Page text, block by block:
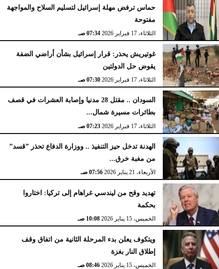
حماس ترفض مهلة إسرائيل لتسليم السلاح والمواجهة
مفتوحة
الثلاثاء، 17 فبراير 2026 07:34 صـ
غوتيريش يحذر: قرار إسرائيل بشأن أراضي الضفة
يقوض حل الدولتين
الثلاثاء، 17 فبراير 2026 07:30 صـ
السودان .. مقتل 28 مدنيا وإصابة العشرات في قصف
بطائرات مسيرة شمال...
الثلاثاء، 17 فبراير 2026 07:23 صـ
الهدنة تدخل حيز التنفيذ .. ووزارة الدفاع تحذر ”قسد”
من مغبة خرق...
الأربعاء، 21 يناير 2026 07:56 صـ
تهديد وقح من ليندسي غراهام إلى تركيا: اختاروا
بحكمة
الخميس، 15 يناير 2026 10:08 صـ
ويتكوف يعلن بدء المرحلة الثانية من اتفاق وقف
إطلاق النار بغزة
الخميس، 15 يناير 2026 08:46 صـ